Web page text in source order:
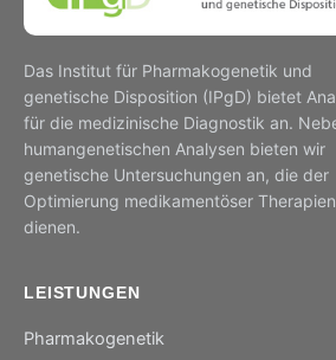
Das Institut für Pharmakogenetik und
genetische Disposition (IPgD) bietet
für die medizinische Diagnostik an.
humangenetischen Analysen bieten wir
genetische Untersuchungen an, die der
Optimierung medikamentöser Therapien
dienen.
LEISTUNGEN
Pharmakogenetik